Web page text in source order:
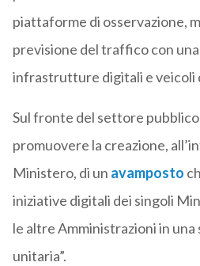
piattaforme di osservazione,
previsione del traffico con
infrastrutture digitali e veicoli
Sul fronte del settore pubblico
promuovere la creazione,
Ministero, di un avamposto
iniziative digitali dei singoli
le altre Amministrazioni in
unitaria”.